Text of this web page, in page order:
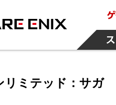
リミテッド：サガ